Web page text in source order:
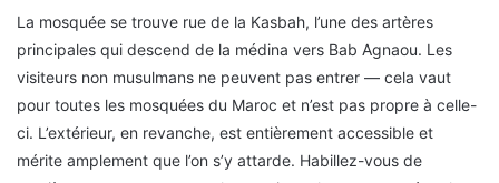
La mosquée se trouve rue de la Kasbah, l’une des artères
principales qui descend de la médina vers Bab Agnaou. Les
visiteurs non musulmans ne peuvent pas entrer — cela vaut
pour toutes les mosquées du Maroc et n’est pas propre à celle-
ci. L’extérieur, en revanche, est entièrement accessible et
mérite amplement que l’on s’y attarde. Habillez-vous de